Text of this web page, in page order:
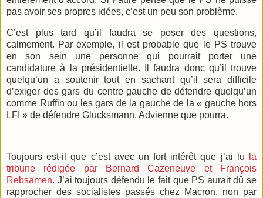
pas avoir ses propres idées, c’est un peu son problème.
C’est plus tard qu’il faudra se poser des questions,
calmement. Par exemple, il est probable que le PS trouve
en son sein une personne qui pourrait porter une
candidature à la présidentielle. Il faudra donc qu’il trouve
quelqu’un a soutenir tout en sachant qu’il sera difficile
d’exiger des gars du centre gauche de défendre quelqu’un
comme Ruffin ou les gars de la gauche de la « gauche hors
LFI » de défendre Glucksmann. Advienne que pourra.
Toujours est-il que c’est avec un fort intérêt que j’ai lu
la
tribune rédigée par Bernard Cazeneuve et François
Rebsamen. J’ai toujours défendu le fait que PS aurait dû se
rapprocher des socialistes passés chez Macron, non par